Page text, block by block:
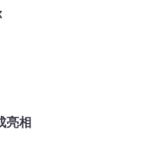
亮相